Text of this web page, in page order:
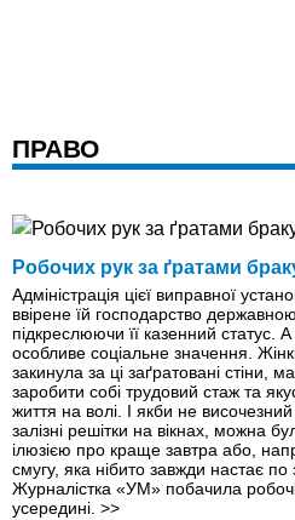
ПРАВО
Робочих рук за ґратами
Адміністрація цієї виправної
ввірене їй господарство
підкреслюючи її казенний статус. А
особливе соціальне значення.
закинула за ці заґратовані стіни,
заробити собі трудовий стаж та
життя на волі. І якби не
залізні решітки на вікнах, можна
ілюзією про краще завтра або,
смугу, яка нібито завжди настає по
Журналістка «УМ» побачила
усерединi. >>